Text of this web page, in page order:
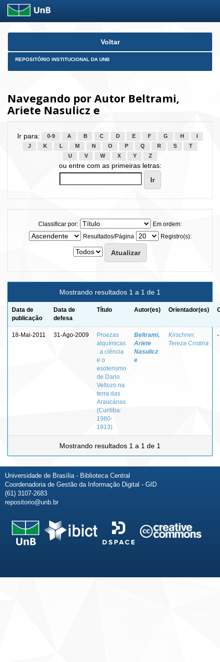
Skip
Voltar
REPOSITÓRIO INSTITUCIONAL DA UNB
Navegando por Autor Beltrami,
Ariete Nasulicz e
Ir para: 0-9 A B C D E F G H
J
K L M N O P Q R S
T
U
V W X Y Z
ou entre com as primeiras letras:
Classificar por:
Em ordem:
Resultados/Página
Registro(s):
Mostrando resultados 1 a 1 de 1
Data de
publicação
Data de
defesa
Título Autor(es) Orientador(es)
18-Mai-2011 31-Ago-2009
Proezas
alquímicas
: a ciência
e o
esoterismo
de Dario
Vellozo na
terra das
Araucárias
(Curitiba:
1980-
1913)
Beltrami,
Ariete
Nasulicz
e
Kirschner,
Tereza Cristina
-
Mostrando resultados 1 a 1 de 1
Universidade de Brasília - Biblioteca Central
Coordenadoria de Gestão da Informação Digital - GID
(61) 3107-2683
repositorio@unb.br